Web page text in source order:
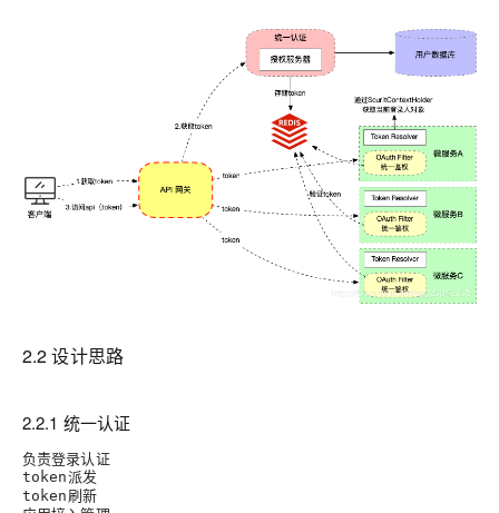
2.2 设计思路
2.2.1 统一认证
负责登录认证
token派发
token 刷新